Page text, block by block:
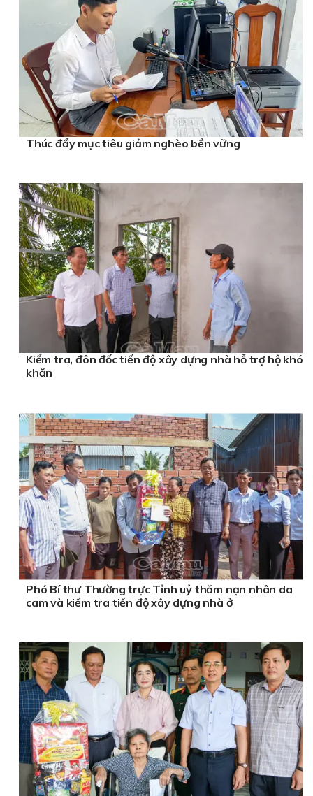
Thúc đẩy mục tiêu giảm nghèo bền vững
Kiểm tra, đôn đốc tiến độ xây dựng nhà hỗ trợ hộ khó
khăn
Phó Bí thư Thường trực Tỉnh uỷ thăm nạn nhân da
cam và kiểm tra tiến độ xây dựng nhà ở